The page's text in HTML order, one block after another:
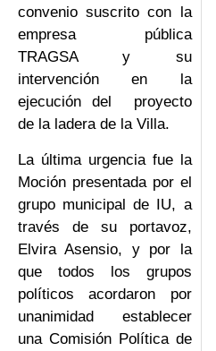
convenio suscrito con la
empresa pública
TRAGSA y su
intervención en la
ejecución del proyecto
de la ladera de la Villa.
La última urgencia fue la
Moción presentada por el
grupo municipal de IU, a
través de su portavoz,
Elvira Asensio, y por la
que todos los grupos
políticos acordaron por
unanimidad establecer
una Comisión Política de